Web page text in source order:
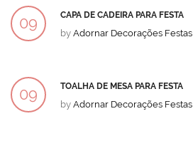
09 CAPA DE CADEIRA PARA FESTA
by Adornar Decorações Festas
09 TOALHA DE MESA PARA FESTA
by Adornar Decorações Festas